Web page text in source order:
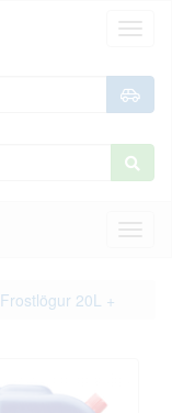
Frostlögur 20L +